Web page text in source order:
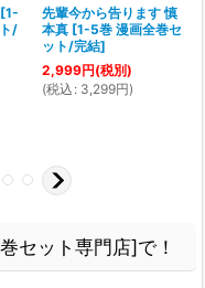
[1-
/
先輩今から告ります 慎
本真 [1-5巻 漫画全巻セ
ット/完結]
2,999円(税別)
(税込 : 3,299円)
セット専門店]で！